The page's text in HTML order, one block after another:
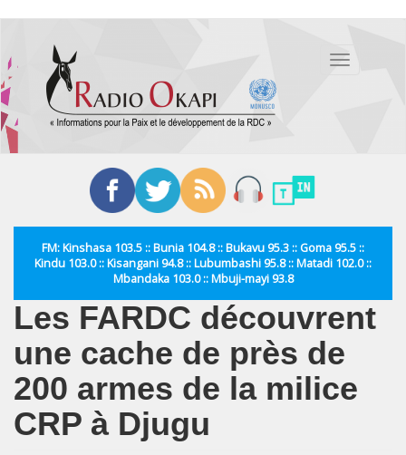
contenu
principal
Toggle
FM: Kinshasa 103.5 :: Bunia 104.8 :: Bukavu 95.3 :: Goma 95.5 ::
Kindu 103.0 :: Kisangani 94.8 :: Lubumbashi 95.8 :: Matadi 102.0 ::
Mbandaka 103.0 :: Mbuji-mayi 93.8
Les FARDC découvrent
une cache de près de
200 armes de la milice
CRP à Djugu